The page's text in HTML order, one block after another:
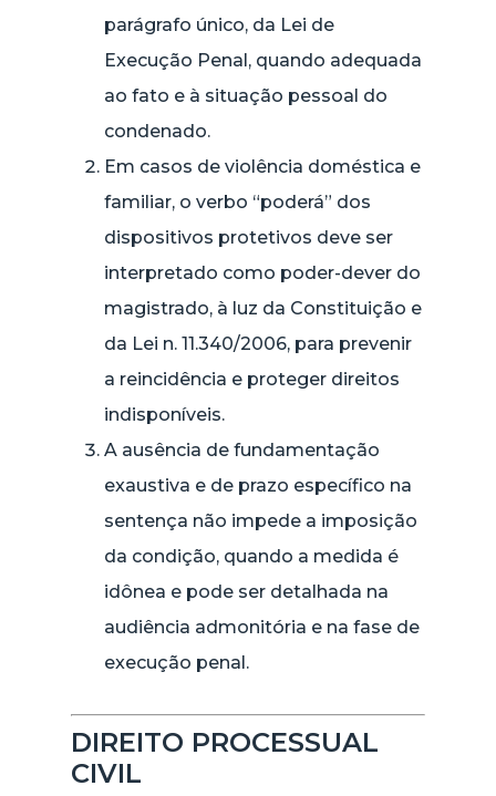
parágrafo único, da Lei de
Execução Penal, quando adequada
ao fato e à situação pessoal do
condenado.
Em casos de violência doméstica e
familiar, o verbo “poderá” dos
dispositivos protetivos deve ser
interpretado como poder-dever do
magistrado, à luz da Constituição e
da Lei n. 11.340/2006, para prevenir
a reincidência e proteger direitos
indisponíveis.
A ausência de fundamentação
exaustiva e de prazo específico na
sentença não impede a imposição
da condição, quando a medida é
idônea e pode ser detalhada na
audiência admonitória e na fase de
execução penal.
DIREITO PROCESSUAL
CIVIL